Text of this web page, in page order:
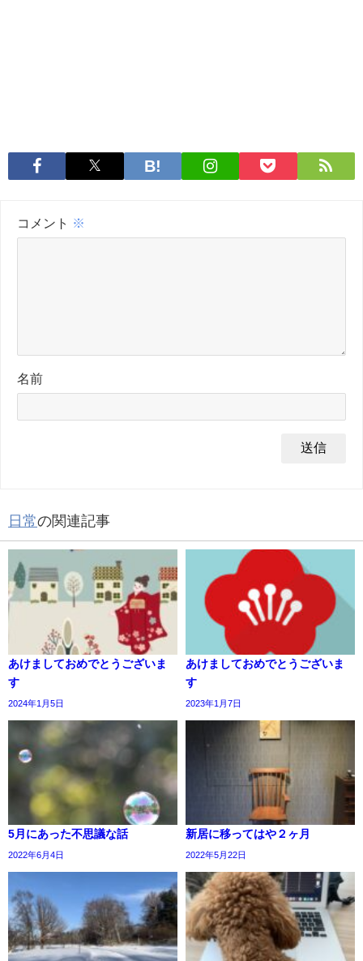
コメント ※
名前
日常の関連記事
あけましておめでとうございま
す
2024年1月5日
あけましておめでとうございま
す
2023年1月7日
5月にあった不思議な話
2022年6月4日
新居に移ってはや２ヶ月
2022年5月22日